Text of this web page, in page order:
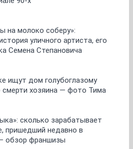
на молоко соберу»:
уличного артиста, его
Семена Степановича
ищут дом голубоглазому
смерти хозяина — фото Тима
сколько зарабатывает
пришедший недавно в
обзор франшизы